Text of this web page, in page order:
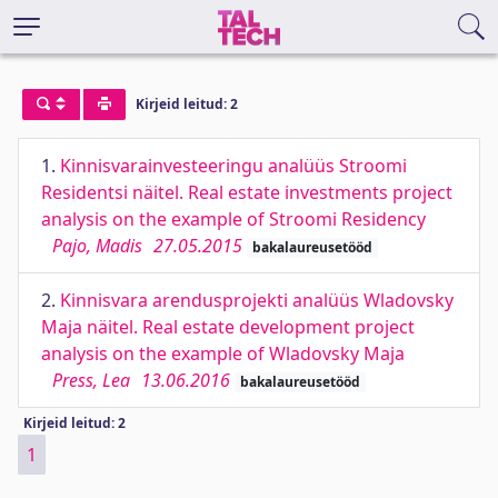
Kirjeid leitud: 2
1. Kinnisvarainvesteeringu analüüs Stroomi
Residentsi näitel. Real estate investments project
analysis on the example of Stroomi Residency
Pajo, Madis 27.05.2015 bakalaureusetööd
2. Kinnisvara arendusprojekti analüüs Wladovsky
Maja näitel. Real estate development project
analysis on the example of Wladovsky Maja
Press, Lea 13.06.2016 bakalaureusetööd
Kirjeid leitud: 2
1